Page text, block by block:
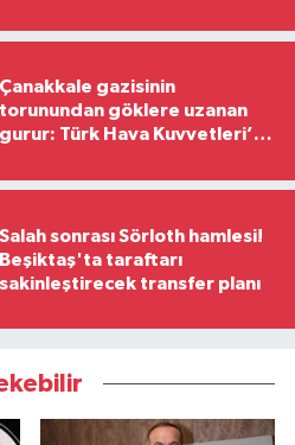
Çanakkale gazisinin
torunundan göklere uzanan
gurur: Türk Hava Kuvvetleri’nin
Salah sonrası Sörloth hamlesi!
Beşiktaş'ta taraftarı
sakinleştirecek transfer planı